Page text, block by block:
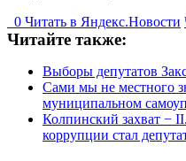
0 Читать в Яндекс.Новости
Читайте также:
Выборы депутатов
Сами мы не местного
муниципальном
Колпинский захват −
коррупции стал